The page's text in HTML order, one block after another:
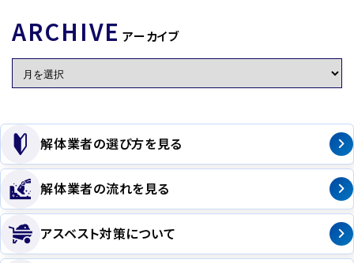
ARCHIVE アーカイブ
解体業者の選び方を見る
解体業者の流れを見る
アスベスト対策について